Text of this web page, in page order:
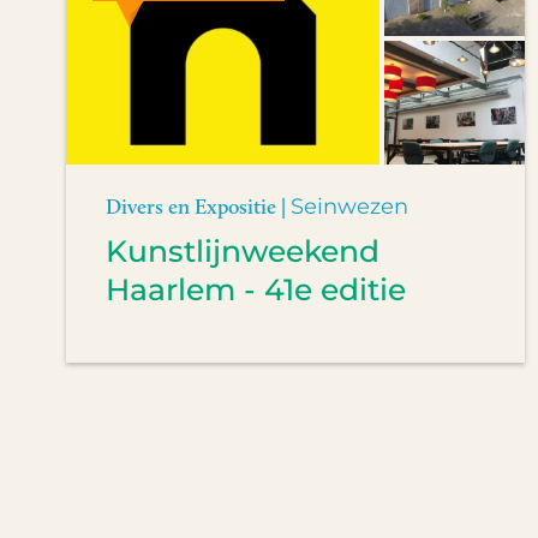
Divers en Expositie | Seinwezen
Kunstlijnweekend
Haarlem - 41e editie